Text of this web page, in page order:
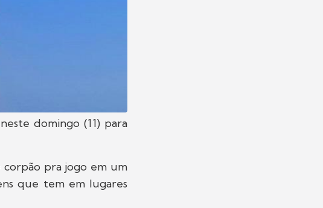
domingo (11) para
corpão pra jogo em um
que tem em lugares